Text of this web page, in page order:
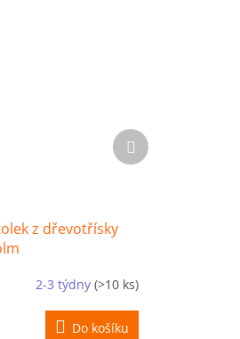
z dřevotřísky
2-3 týdny (>10 ks)
Do košíku
Další
produkt